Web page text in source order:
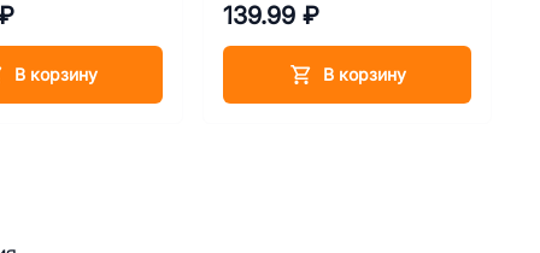
см
В корзину
минералами, очищающими
139.99 ₽
В корзину